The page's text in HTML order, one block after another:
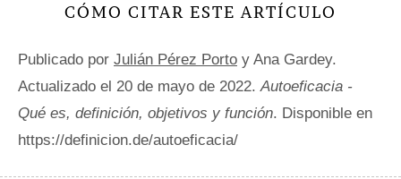
CÓMO CITAR ESTE ARTÍCULO
Publicado por Julián Pérez Porto y Ana Gardey.
Actualizado el 20 de mayo de 2022. Autoeficacia -
Qué es, definición, objetivos y función. Disponible en
https://definicion.de/autoeficacia/